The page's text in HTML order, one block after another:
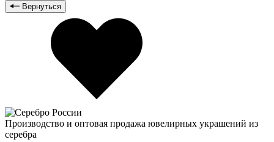
Вернуться
Производство и оптовая продажа ювелирных украшений из
серебра